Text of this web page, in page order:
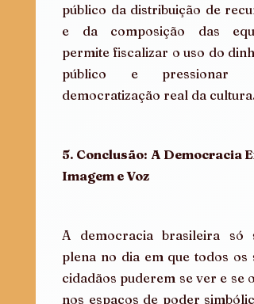
público da distribuição de
e da composição das
permite fiscalizar o uso do
público e pressionar
democratização real da cultura.
5. Conclusão: A Democracia
Imagem e Voz
A democracia brasileira só
plena no dia em que todos os
cidadãos puderem se ver e se
nos espaços de poder